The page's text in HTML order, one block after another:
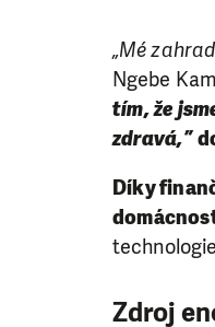
„Mé
Ngebe
tím, že
zdravá,”
Díky
Zdroj